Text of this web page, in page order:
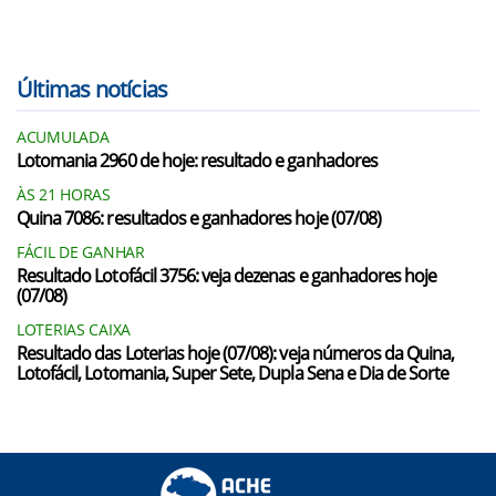
Últimas notícias
ACUMULADA
Lotomania 2960 de hoje: resultado e ganhadores
ÀS 21 HORAS
Quina 7086: resultados e ganhadores hoje (07/08)
FÁCIL DE GANHAR
Resultado Lotofácil 3756: veja dezenas e ganhadores hoje
(07/08)
LOTERIAS CAIXA
Resultado das Loterias hoje (07/08): veja números da Quina,
Lotofácil, Lotomania, Super Sete, Dupla Sena e Dia de Sorte